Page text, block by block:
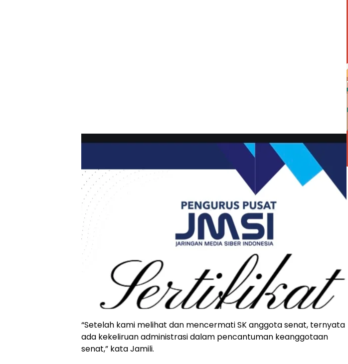
“Setelah kami melihat dan mencermati SK anggota senat, ternyata
ada kekeliruan administrasi dalam pencantuman keanggotaan
senat,” kata Jamili.